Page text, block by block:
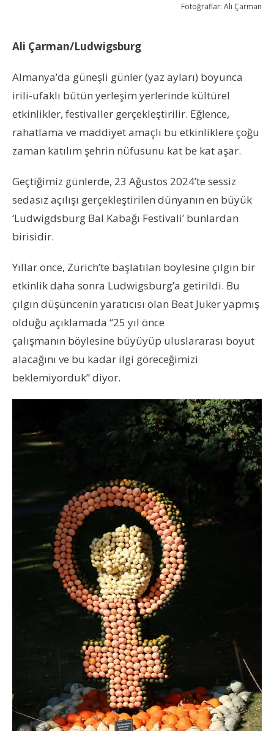
Fotoğraflar: Ali Çarman
Ali Çarman/Ludwigsburg
Almanya’da güneşli günler (yaz ayları) boyunca
irili-ufaklı bütün yerleşim yerlerinde kültürel
etkinlikler, festivaller gerçekleştirilir. Eğlence,
rahatlama ve maddiyet amaçlı bu etkinliklere çoğu
zaman katılım şehrin nüfusunu kat be kat aşar.
Geçtiğimiz günlerde, 23 Ağustos 2024’te sessiz
sedasız açılışı gerçekleştirilen dünyanın en büyük
‘Ludwigdsburg Bal Kabağı Festivali’ bunlardan
birisidir.
Yıllar önce, Zürich’te başlatılan böylesine çılgın bir
etkinlik daha sonra Ludwigsburg’a getirildi. Bu
çılgın düşüncenin yaratıcısı olan Beat Juker yapmış
olduğu açıklamada “25 yıl önce
çalışmanın böylesine büyüyüp uluslararası boyut
alacağını ve bu kadar ilgi göreceğimizi
beklemiyorduk” diyor.